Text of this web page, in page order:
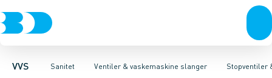
VVS Sanitet
Rør & fittingsPressfittings & rørKuglehaner & ventilerAfløb
Ventiler & vaskemaskine slanger
Toiletter, sæder og cisternerVaskeArmaturerBrusereStopventiler
Servanteventiler Stopventiler & kuglehanerAftapventiler &